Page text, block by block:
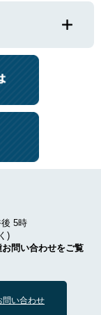
5時
)
問い合わせをご覧
問い合わせ